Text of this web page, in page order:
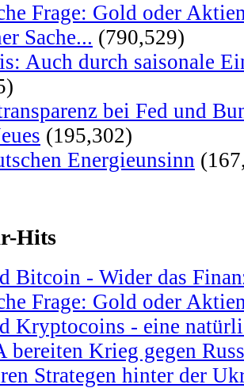
Frage: Gold oder
Sache... (790,529)
Auch durch saisonale
bei Fed und
(195,302)
Energieunsinn
Hits
Bitcoin - Wider das
Frage: Gold oder
Kryptocoins - eine
bereiten Krieg gegen
Strategen hinter der